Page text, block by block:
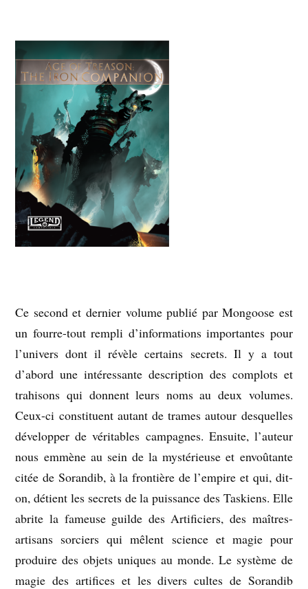
Ce second et dernier volume publié par Mongoose est
un fourre-tout rempli d’informations importantes pour
l’univers dont il révèle certains secrets. Il y a tout
d’abord une intéressante description des complots et
trahisons qui donnent leurs noms au deux volumes.
Ceux-ci constituent autant de trames autour desquelles
développer de véritables campagnes. Ensuite, l’auteur
nous emmène au sein de la mystérieuse et envoûtante
citée de Sorandib, à la frontière de l’empire et qui, dit-
on, détient les secrets de la puissance des Taskiens. Elle
abrite la fameuse guilde des Artificiers, des maîtres-
artisans sorciers qui mêlent science et magie pour
produire des objets uniques au monde. Le système de
magie des artifices et les divers cultes de Sorandib